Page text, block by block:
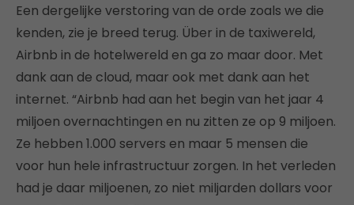
Een dergelijke verstoring van de orde zoals we die
kenden, zie je breed terug. Über in de taxiwereld,
Airbnb in de hotelwereld en ga zo maar door. Met
dank aan de cloud, maar ook met dank aan het
internet. “Airbnb had aan het begin van het jaar 4
miljoen overnachtingen en nu zitten ze op 9 miljoen.
Ze hebben 1.000 servers en maar 5 mensen die
voor hun hele infrastructuur zorgen. In het verleden
had je daar miljoenen, zo niet miljarden dollars voor